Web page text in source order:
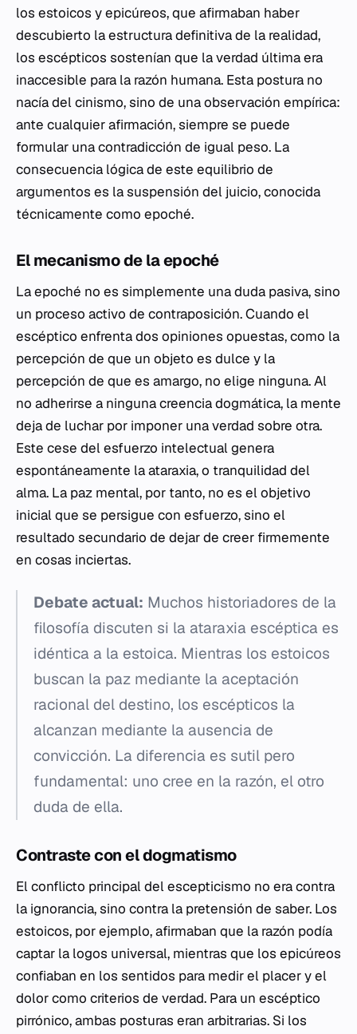
los estoicos y epicúreos, que afirmaban haber
descubierto la estructura definitiva de la realidad,
los escépticos sostenían que la verdad última era
inaccesible para la razón humana. Esta postura no
nacía del cinismo, sino de una observación empírica:
ante cualquier afirmación, siempre se puede
formular una contradicción de igual peso. La
consecuencia lógica de este equilibrio de
argumentos es la suspensión del juicio, conocida
técnicamente como epoché.
El mecanismo de laepoché
Laepoché no es simplemente una duda pasiva, sino
un proceso activo de contraposición. Cuando el
escéptico enfrenta dos opiniones opuestas, como la
percepción de que un objeto es dulce y la
percepción de que es amargo, no elige ninguna. Al
no adherirse a ninguna creencia dogmática, la mente
deja de luchar por imponer una verdad sobre otra.
Este cese del esfuerzo intelectual genera
espontáneamente laataraxia, o tranquilidad del
alma. La paz mental, por tanto, no es el objetivo
inicial que se persigue con esfuerzo, sino el
resultado secundario de dejar de creer firmemente
en cosas inciertas.
Debate actual: Muchos historiadores de la
filosofía discuten si la ataraxia escéptica es
idéntica a la estoica. Mientras los estoicos
buscan la paz mediante la aceptación
racional del destino, los escépticos la
alcanzan mediante la ausencia de
convicción. La diferencia es sutil pero
fundamental: uno cree en la razón, el otro
duda de ella.
Contraste con el dogmatismo
El conflicto principal del escepticismo no era contra
la ignorancia, sino contra la pretensión de saber. Los
estoicos, por ejemplo, afirmaban que la razón podía
captar la logos universal, mientras que los epicúreos
confiaban en los sentidos para medir el placer y el
dolor como criterios de verdad. Para un escéptico
pirrónico, ambas posturas eran arbitrarias. Si los